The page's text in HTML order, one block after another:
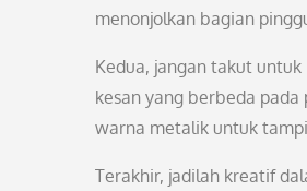
menonjolkan bagian
Kedua, jangan takut
kesan yang berbeda
warna metalik untuk
Terakhir, jadilah kreatif